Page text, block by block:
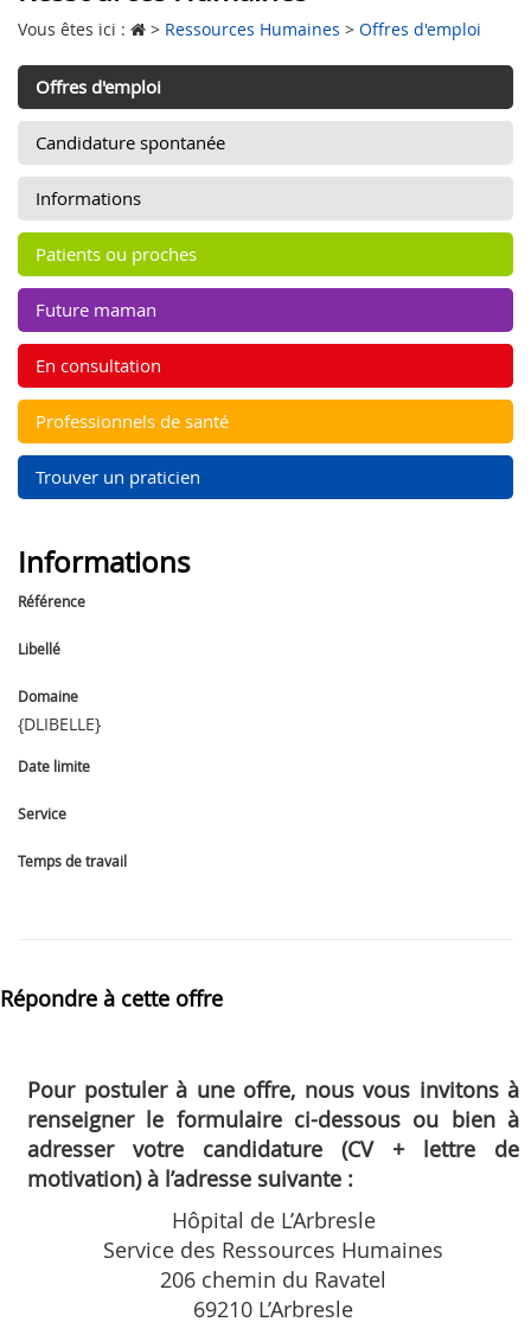
Vous êtes ici : > Ressources Humaines > Offres d'emploi
Offres d'emploi
Candidature spontanée
Informations
Patients ou proches
Future maman
En consultation
Professionnels de santé
Trouver un praticien
Informations
Référence
Libellé
Domaine
{DLIBELLE}
Date limite
Service
Temps de travail
Répondre à cette offre
Pour postuler à une offre, nous vous invitons à
renseigner le formulaire ci-dessous ou bien à
adresser votre candidature (CV + lettre de
motivation) à l’adresse suivante :
Hôpital de L’Arbresle
Service des Ressources Humaines
206 chemin du Ravatel
69210 L’Arbresle